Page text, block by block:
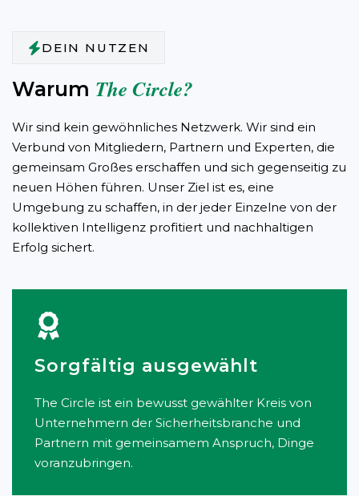
DEIN NUTZEN
Warum The Circle?
Wir sind kein gewöhnliches Netzwerk. Wir sind ein
Verbund von Mitgliedern, Partnern und Experten, die
gemeinsam Großes erschaffen und sich gegenseitig zu
neuen Höhen führen. Unser Ziel ist es, eine
Umgebung zu schaffen, in der jeder Einzelne von der
kollektiven Intelligenz profitiert und nachhaltigen
Erfolg sichert.
Sorgfältig ausgewählt
The Circle ist ein bewusst gewählter Kreis von
Unternehmern der Sicherheitsbranche und
Partnern mit gemeinsamem Anspruch, Dinge
voranzubringen.